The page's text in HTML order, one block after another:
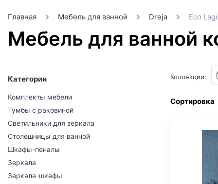
Главная Мебель для ванной Dreja Eco
Мебель для ванной
Категории
Комплекты мебели
Тумбы с раковиной
Светильники для зеркала
Столешницы для ванной
Шкафы-пеналы
Зеркала
Зеркала-шкафы
Коллекции:
Сортировка